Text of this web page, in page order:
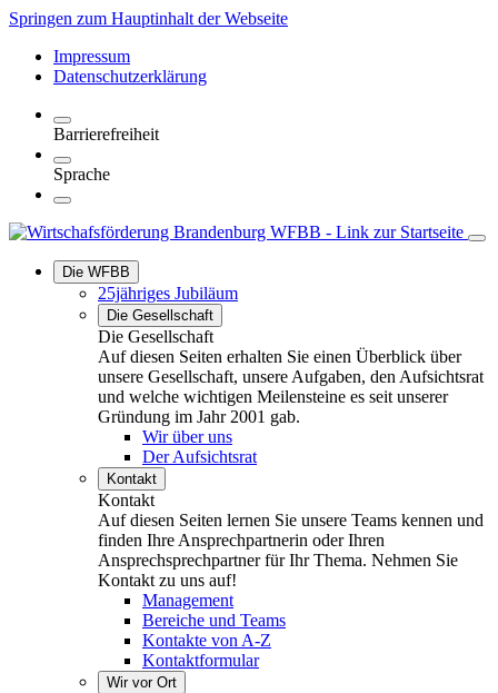
Springen zum Hauptinhalt der Webseite
Impressum
Datenschutzerklärung
Barrierefreiheit
Sprache
Die WFBB
25jähriges Jubiläum
Die Gesellschaft
Die Gesellschaft
Auf diesen Seiten erhalten Sie einen Überblick über
unsere Gesellschaft, unsere Aufgaben, den Aufsichtsrat
und welche wichtigen Meilensteine es seit unserer
Gründung im Jahr 2001 gab.
Wir über uns
Der Aufsichtsrat
Kontakt
Kontakt
Auf diesen Seiten lernen Sie unsere Teams kennen und
finden Ihre Ansprechpartnerin oder Ihren
Ansprechsprechpartner für Ihr Thema. Nehmen Sie
Kontakt zu uns auf!
Management
Bereiche und Teams
Kontakte von A-Z
Kontaktformular
Wir vor Ort